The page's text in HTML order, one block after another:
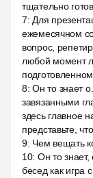
тщательно
7: Для
ежемесячном
вопрос,
любой момент
8:Он то знает
завязанными
здесь главное
представьте,
9: Чем вещать
10: Он то
бесед как игра